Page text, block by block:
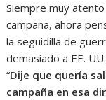
Siempre muy
campaña, ahora
la seguidilla de
demasiado a EE.
“Dije que quería
campaña en esa